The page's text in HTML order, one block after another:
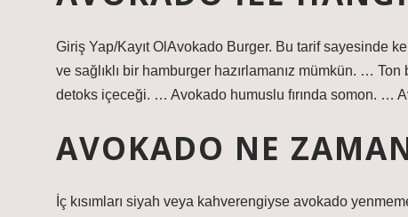
Giriş Yap/Kayıt OlAvokado Burger. Bu tarif sayesinde
ve sağlıklı bir hamburger hazırlamanız mümkün. …
detoks içeceği. … Avokado humuslu fırında somon. …
AVOKADO NE
İç kısımları siyah veya kahverengiyse avokado